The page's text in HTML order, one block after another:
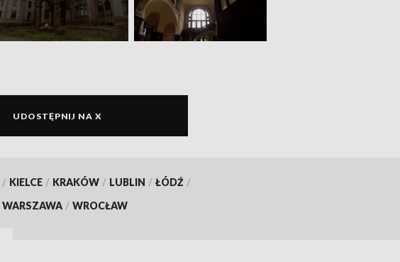
UDOSTĘPNIJ NA X
/ KIELCE / KRAKÓW / LUBLIN / ŁÓDŹ /
WARSZAWA / WROCŁAW